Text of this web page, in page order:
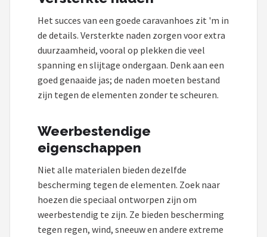
Het succes van een goede caravanhoes zit 'm in
de details. Versterkte naden zorgen voor extra
duurzaamheid, vooral op plekken die veel
spanning en slijtage ondergaan. Denk aan een
goed genaaide jas; de naden moeten bestand
zijn tegen de elementen zonder te scheuren.
Weerbestendige
eigenschappen
Niet alle materialen bieden dezelfde
bescherming tegen de elementen. Zoek naar
hoezen die speciaal ontworpen zijn om
weerbestendig te zijn. Ze bieden bescherming
tegen regen, wind, sneeuw en andere extreme